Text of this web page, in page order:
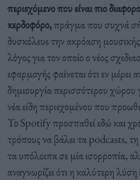
περιεχόμενο που είναι πιο
κερδοφόρο,πράγμα που συχνά
δυσκόλευε την ακρόαση
λόγος για τον οποίο ο νέος
εφαρμογής φαίνεται ότι εν μέρει
δημιουργία περισσότερου χώρου
νέα είδη περιεχομένου που
Το Spotify προσπαθεί εδώ και
τρόπους να βάλει τα podcasts,
τα υπόλοιπα σε μία ισορροπία,
αναγνωρίζει ότι η καλύτερη λύση